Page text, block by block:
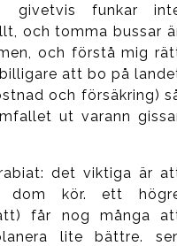
givetvis funkar
och tomma bussar
och förstå mig
att bo på
och försäkring)
ut varann
det viktiga är
kör. ett
får nog många
lite bättre.